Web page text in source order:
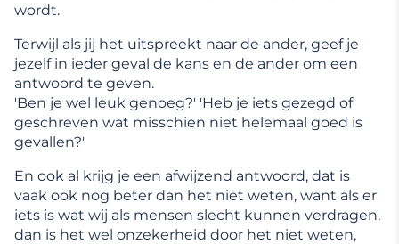
wordt.
Terwijl als jij het uitspreekt naar de ander, geef je
jezelf in ieder geval de kans en de ander om een
antwoord te geven.
'Ben je wel leuk genoeg?' 'Heb je iets gezegd of
geschreven wat misschien niet helemaal goed is
gevallen?'
En ook al krijg je een afwijzend antwoord, dat is
vaak ook nog beter dan het niet weten, want als er
iets is wat wij als mensen slecht kunnen verdragen,
dan is het wel onzekerheid door het niet weten,